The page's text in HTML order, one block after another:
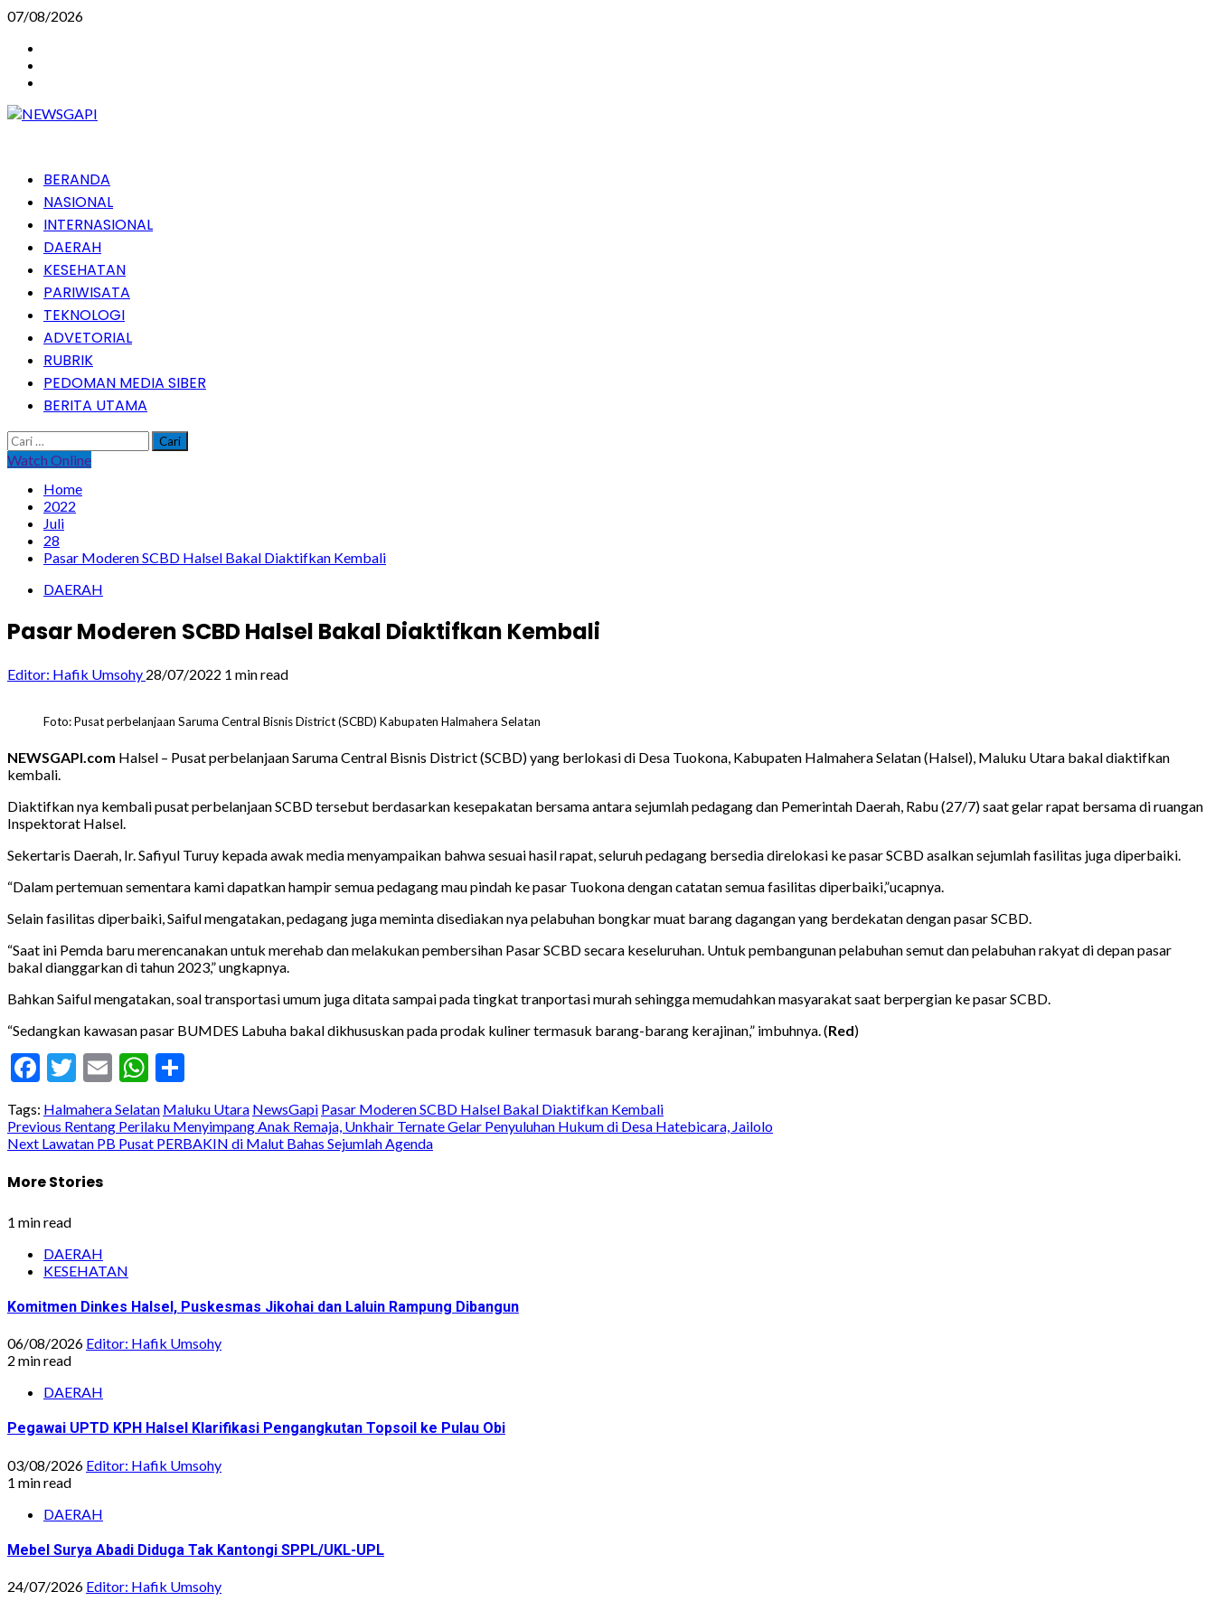
Skip
content
07/08/2026
PrimaryBERANDA
NASIONAL
INTERNASIONAL
DAERAH
KESEHATAN
PARIWISATA
TEKNOLOGI
ADVETORIAL
RUBRIK
PEDOMAN MEDIA SIBER
BERITA UTAMA
Cari
untuk:
Watch Online
Home
2022
Juli
28
Pasar Moderen SCBD Halsel Bakal Diaktifkan Kembali
DAERAH
Pasar Moderen SCBD Halsel Bakal Diaktifkan Kembali
Editor: Hafik Umsohy 28/07/2022 1 min read
Foto: Pusat perbelanjaan Saruma Central Bisnis District (SCBD) Kabupaten Halmahera Selatan
NEWSGAPI.com Halsel – Pusat perbelanjaan Saruma Central Bisnis District (SCBD) yang berlokasi di Desa Tuokona, Kabupaten Halmahera Selatan (Halsel), Maluku Utara bakal diaktifkan
kembali.
Diaktifkan nya kembali pusat perbelanjaan SCBD tersebut berdasarkan kesepakatan bersama antara sejumlah pedagang dan Pemerintah Daerah, Rabu (27/7) saat gelar rapat bersama di ruangan
Inspektorat Halsel.
Sekertaris Daerah, Ir. Safiyul Turuy kepada awak media menyampaikan bahwa sesuai hasil rapat, seluruh pedagang bersedia direlokasi ke pasar SCBD asalkan sejumlah fasilitas juga diperbaiki.
“Dalam pertemuan sementara kami dapatkan hampir semua pedagang mau pindah ke pasar Tuokona dengan catatan semua fasilitas diperbaiki,”ucapnya.
Selain fasilitas diperbaiki, Saiful mengatakan, pedagang juga meminta disediakan nya pelabuhan bongkar muat barang dagangan yang berdekatan dengan pasar SCBD.
“Saat ini Pemda baru merencanakan untuk merehab dan melakukan pembersihan Pasar SCBD secara keseluruhan. Untuk pembangunan pelabuhan semut dan pelabuhan rakyat di depan pasar
bakal dianggarkan di tahun 2023,” ungkapnya.
Bahkan Saiful mengatakan, soal transportasi umum juga ditata sampai pada tingkat tranportasi murah sehingga memudahkan masyarakat saat berpergian ke pasar SCBD.
“Sedangkan kawasan pasar BUMDES Labuha bakal dikhususkan pada prodak kuliner termasuk barang-barang kerajinan,” imbuhnya. (Red)
Facebook
Twitter
EmailWhatsApp
Tags: Halmahera Selatan Maluku Utara NewsGapi Pasar Moderen SCBD Halsel Bakal Diaktifkan Kembali
Post
Previous Rentang Perilaku Menyimpang Anak Remaja, Unkhair Ternate Gelar Penyuluhan Hukum di Desa Hatebicara, Jailolo
Next Lawatan PB Pusat PERBAKIN di Malut Bahas Sejumlah Agenda
More Stories
1 min read
DAERAH
KESEHATAN
Komitmen Dinkes Halsel, Puskesmas Jikohai dan Laluin Rampung Dibangun
06/08/2026 Editor: Hafik Umsohy
2 min read
DAERAH
Pegawai UPTD KPH Halsel Klarifikasi Pengangkutan Topsoil ke Pulau Obi
03/08/2026 Editor: Hafik Umsohy
1 min read
DAERAH
Mebel Surya Abadi Diduga Tak Kantongi SPPL/UKL-UPL
24/07/2026 Editor: Hafik Umsohy